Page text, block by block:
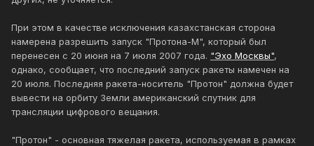
При этом в качестве исключения казахстанская сторона
намерена разрешить запуск "Протона-М", который был
перенесен с 20 июня на 7 июля 2007 года. "Эхо Москвы",
однако, сообщает, что последний запуск ракеты намечен на
20 июля. Последняя ракета-носитель "Протон" должна будет
вывести на орбиту Земли американский спутник для
трансляции цифрового вещания.
"Протон" - основная тяжелая ракета, используемая в рамках